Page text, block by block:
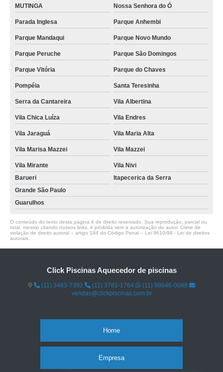
MUTINGA Nossa Senhora do Ó
Parada Inglesa Parque Anhembi
Parque Mandaqui Parque Novo Mundo
Parque Peruche Parque São Domingos
Parque Vitória Parque do Chaves
Pompéia Santa Teresinha
Serra da Cantareira Vila Albertina
Vila Chica Luíza Vila Endres
Vila Jaraguá Vila Maria Alta
Vila Marisa Mazzei Vila Mazzei
Vila Mirante
Vila Nivi
Barueri
Itapecerica da Serra
Grande São Paulo
Guarulhos
O conteúdo do texto desta página é de direito reservado. Sua reprodução, parcial ou
total, mesmo citando nossos links, é proibida sem a autorização do autor. Crime de
violação de direito autoral – artigo 184 do Código Penal – Lei 9610/98 - Lei de direitos
autorais
Click Piscinas Aquecedor de piscinas
(11) 3483-7393 (11) 3781-1764
(11) 98646-0088
vendas@clickpiscinas.com.br
Home
Empresa